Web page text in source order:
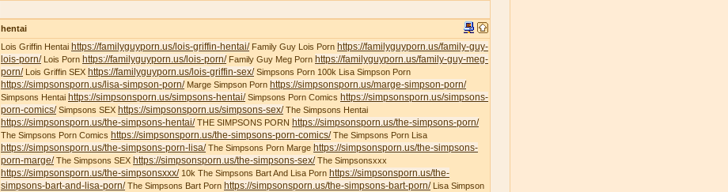
hentai
Lois Griffin Hentai https://familyguyporn.us/lois-griffin-hentai/Family Guy Lois Porn https://familyguyporn.us/family-guy-
lois-porn/Lois Porn https://familyguyporn.us/lois-porn/Family Guy Meg Porn https://familyguyporn.us/family-guy-meg-
porn/Lois Griffin SEX https://familyguyporn.us/lois-griffin-sex/Simpsons Porn 100k Lisa Simpson Porn
https://simpsonsporn.us/lisa-simpson-porn/Marge Simpson Porn https://simpsonsporn.us/marge-simpson-porn/
Simpsons Hentai https://simpsonsporn.us/simpsons-hentai/Simpsons Porn Comics https://simpsonsporn.us/simpsons-
porn-comics/Simpsons SEX https://simpsonsporn.us/simpsons-sex/The Simpsons Hentai
https://simpsonsporn.us/the-simpsons-hentai/THE SIMPSONS PORN https://simpsonsporn.us/the-simpsons-porn/
The Simpsons Porn Comics https://simpsonsporn.us/the-simpsons-porn-comics/The Simpsons Porn Lisa
https://simpsonsporn.us/the-simpsons-porn-lisa/The Simpsons Porn Marge https://simpsonsporn.us/the-simpsons-
porn-marge/The Simpsons SEX https://simpsonsporn.us/the-simpsons-sex/The Simpsonsxxx
https://simpsonsporn.us/the-simpsonsxxx/10k The Simpsons Bart And Lisa Porn https://simpsonsporn.us/the-
simpsons-bart-and-lisa-porn/The Simpsons Bart Porn https://simpsonsporn.us/the-simpsons-bart-porn/Lisa Simpson